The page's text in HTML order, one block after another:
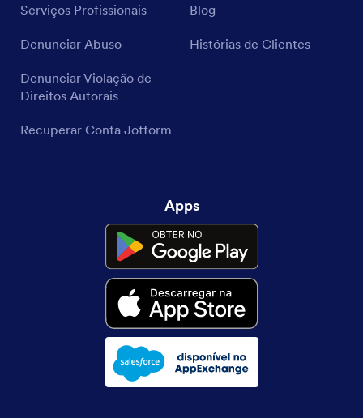
Serviços Profissionais
Denunciar Abuso
Denunciar Violação de
Direitos Autorais
Recuperar Conta Jotform
Blog
Histórias de Clientes
Apps